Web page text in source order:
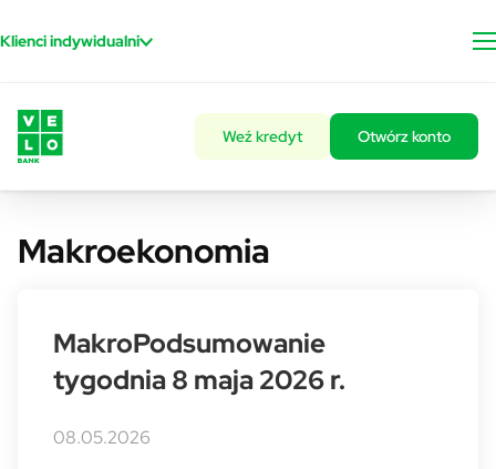
Klienci indywidualni
Weź kredyt Otwórz konto
Makroekonomia
MakroPodsumowanie
tygodnia 8 maja 2026 r.
08.05.2026